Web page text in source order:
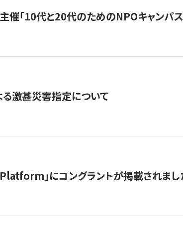
催「10代と20代のためのNPOキャンパ
激甚災害指定について
」にコングラントが掲載されまし